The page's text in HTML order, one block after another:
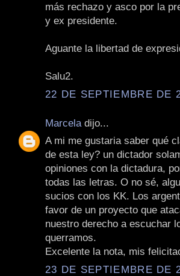
más rechazo y asco por la
y ex presidente.
Aguante la libertad de
Salu2.
22 DE SEPTIEMBRE DE
Marcela dijo...
A mi me gustaria saber qué
de esta ley? un dictador
opiniones con la dictadura,
todas las letras. O no sé,
sucios con los KK. Los
favor de un proyecto que
nuestro derecho a escuchar
querramos.
Excelente la nota, mis
23 DE SEPTIEMBRE DE